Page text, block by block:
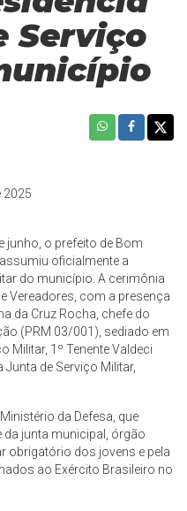
Serviço
2025
junho, o prefeito de Bom
oficialmente a
do município. A cerimônia
Vereadores, com a presença
da Cruz Rocha, chefe do
(PRM 03/001), sediado em
Militar, 1º Tenente Valdeci
Junta de Serviço Militar,
da Defesa, que
junta municipal, órgão
obrigatório dos jovens e pela
ao Exército Brasileiro no